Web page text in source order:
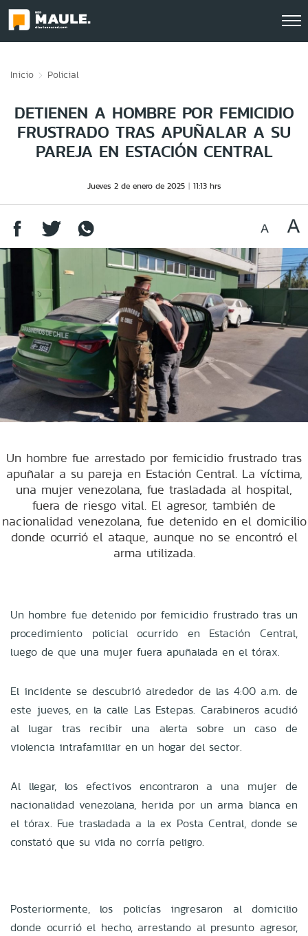
Inicio Policial
DETIENEN A HOMBRE POR FEMICIDIO
FRUSTRADO TRAS APUÑALAR A SU
PAREJA EN ESTACIÓN CENTRAL
Jueves 2 de enero de 2025 11:13 hrs
Un hombre fue arrestado por femicidio frustrado tras
apuñalar a su pareja en Estación Central. La víctima,
una mujer venezolana, fue trasladada al hospital,
fuera de riesgo vital. El agresor, también de
nacionalidad venezolana, fue detenido en el domicilio
donde ocurrió el ataque, aunque no se encontró el
arma utilizada.
Un hombre fue detenido por femicidio frustrado tras un
procedimiento policial ocurrido en Estación Central,
luego de que una mujer fuera apuñalada en el tórax.
El incidente se descubrió alrededor de las 4:00 a.m. de
este jueves, en la calle Las Estepas. Carabineros acudió
al lugar tras recibir una alerta sobre un caso de
violencia intrafamiliar en un hogar del sector.
Al llegar, los efectivos encontraron a una mujer de
nacionalidad venezolana, herida por un arma blanca en
el tórax. Fue trasladada a la ex Posta Central, donde se
constató que su vida no corría peligro.
Posteriormente, los policías ingresaron al domicilio
donde ocurrió el hecho, arrestando al presunto agresor,